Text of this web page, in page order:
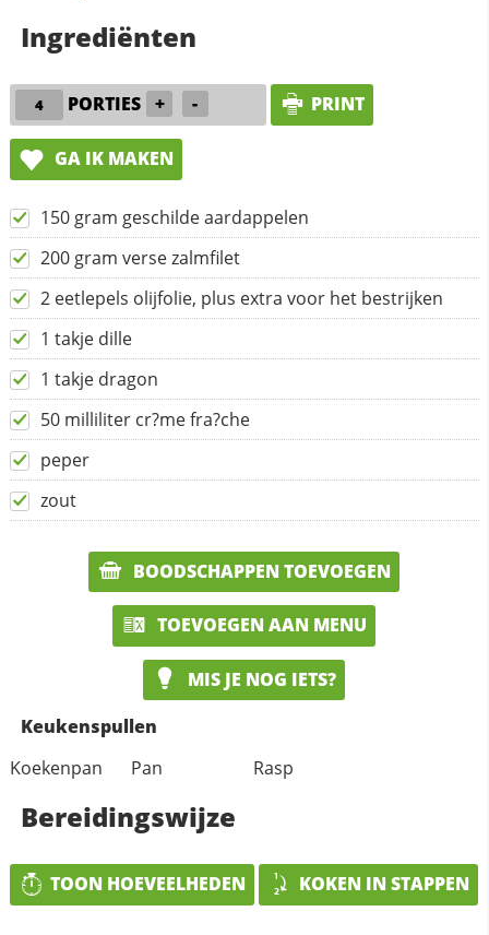
Ingrediënten
PORTIES + - PRINT
GA IK MAKEN
150 gram geschilde aardappelen
200 gram verse zalmfilet
2 eetlepels olijfolie, plus extra voor het bestrijken
1 takje dille
1 takje dragon
50 milliliter cr?me fra?che
peper
zout
BOODSCHAPPEN TOEVOEGEN
TOEVOEGEN AAN MENU
MIS JE NOG IETS?
Keukenspullen
Koekenpan
Pan Rasp
Bereidingswijze
TOON HOEVEELHEDEN KOKEN IN STAPPEN